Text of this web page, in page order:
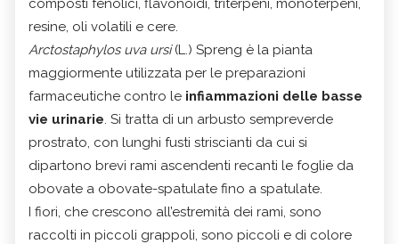
resine, oli volatili e cere.
Arctostaphylos uva ursi(L.) Spreng è la pianta
maggiormente utilizzata per le preparazioni
farmaceutiche contro le infiammazioni delle basse
vie urinarie . Si tratta di un arbusto sempreverde
prostrato, con lunghi fusti striscianti da cui si
dipartono brevi rami ascendenti recanti le foglie da
obovate a obovate-spatulate fino a spatulate.
I fiori, che crescono all’estremità dei rami, sono
raccolti in piccoli grappoli, sono piccoli e di colore